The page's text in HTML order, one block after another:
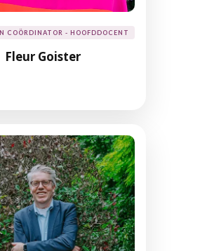
COÖRDINATOR - HOOFDDOCENT
Fleur Goister